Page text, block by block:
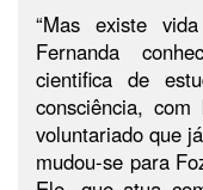
“Mas existe
Fernanda
cientifica de
consciência,
voluntariado que
mudou-se para